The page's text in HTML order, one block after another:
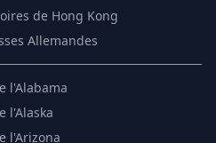
de Hong Kong
Allemandes
l'Alabama
l'Alaska
l'Arizona